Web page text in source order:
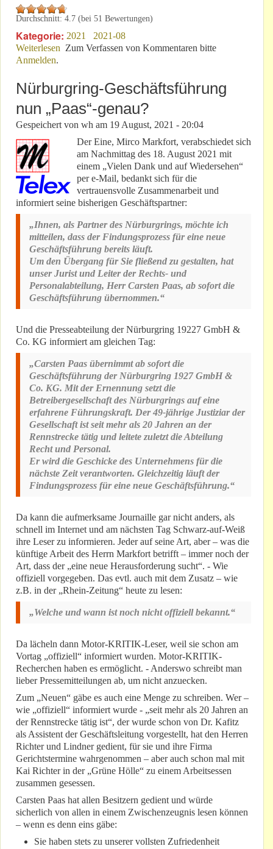
Durchschnitt: 4.7 (bei 51 Bewertungen)
Kategorie: 2021
2021-08
Weiterlesen über Neue NLS-Schatten werfen Ereignis-Info voraus!
Zum Verfassen von Kommentaren bitte
Anmelden.
Nürburgring-Geschäftsführung
nun „Paas“-genau?
Gespeichert von wh am 19 August, 2021 - 20:04
Der Eine, Mirco Markfort, verabschiedet sich
am Nachmittag des 18. August 2021 mit
einem „Vielen Dank und auf Wiedersehen“
per e-Mail, bedankt sich für die
vertrauensvolle Zusammenarbeit und
informiert seine bisherigen Geschäftspartner:
„Ihnen, als Partner des Nürburgrings, möchte ich
mitteilen, dass der Findungsprozess für eine neue
Geschäftsführung bereits läuft.
Um den Übergang für Sie fließend zu gestalten, hat
unser Jurist und Leiter der Rechts- und
Personalabteilung, Herr Carsten Paas, ab sofort die
Geschäftsführung übernommen.“
Und die Presseabteilung der Nürburgring 19227 GmbH &
Co. KG informiert am gleichen Tag:
„Carsten Paas übernimmt ab sofort die
Geschäftsführung der Nürburgring 1927 GmbH &
Co. KG. Mit der Ernennung setzt die
Betreibergesellschaft des Nürburgrings auf eine
erfahrene Führungskraft. Der 49-jährige Justiziar der
Gesellschaft ist seit mehr als 20 Jahren an der
Rennstrecke tätig und leitete zuletzt die Abteilung
Recht und Personal.
Er wird die Geschicke des Unternehmens für die
nächste Zeit verantworten. Gleichzeitig läuft der
Findungsprozess für eine neue Geschäftsführung.“
Da kann die aufmerksame Journaille gar nicht anders, als
schnell im Internet und am nächsten Tag Schwarz-auf-Weiß
ihre Leser zu informieren. Jeder auf seine Art, aber – was die
künftige Arbeit des Herrn Markfort betrifft – immer noch der
Art, dass der „eine neue Herausforderung sucht“. - Wie
offiziell vorgegeben. Das evtl. auch mit dem Zusatz – wie
z.B. in der „Rhein-Zeitung“ heute zu lesen:
„Welche und wann ist noch nicht offiziell bekannt.“
Da lächeln dann Motor-KRITIK-Leser, weil sie schon am
Vortag „offiziell“ informiert wurden. Motor-KRITIK-
Recherchen haben es ermöglicht. - Anderswo schreibt man
lieber Pressemitteilungen ab, um nicht anzuecken.
Zum „Neuen“ gäbe es auch eine Menge zu schreiben. Wer –
wie „offiziell“ informiert wurde - „seit mehr als 20 Jahren an
der Rennstrecke tätig ist“, der wurde schon von Dr. Kafitz
als Assistent der Geschäftsleitung vorgestellt, hat den Herren
Richter und Lindner gedient, für sie und ihre Firma
Gerichtstermine wahrgenommen – aber auch schon mal mit
Kai Richter in der „Grüne Hölle“ zu einem Arbeitsessen
zusammen gesessen.
Carsten Paas hat allen Besitzern gedient und würde
sicherlich von allen in einem Zwischenzeugnis lesen können
– wenn es denn eins gäbe:
Sie haben stets zu unserer vollsten Zufriedenheit